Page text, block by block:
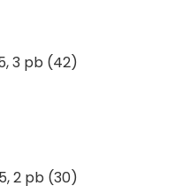
3 pb (42)
2 pb (30)